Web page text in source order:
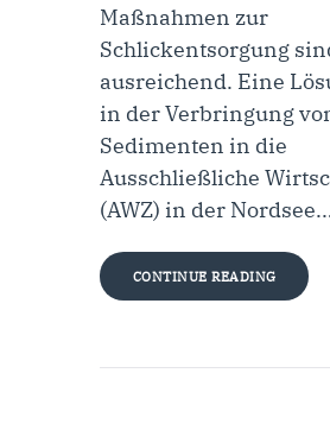
Maßnahmen zur
Schlickentsorgung
ausreichend. Eine
in der Verbringung
Sedimenten in die
Ausschließliche
(AWZ) in der
CONTINUE READING